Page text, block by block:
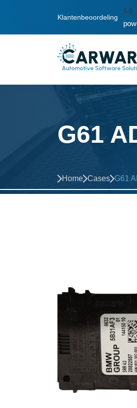
Klantenbeoordeling
5.0
G61
Home Cases G61